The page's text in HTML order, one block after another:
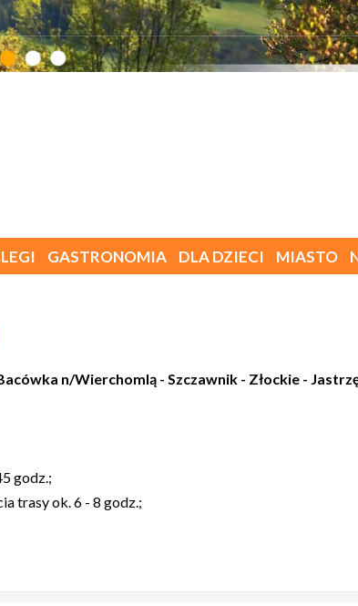
GASTRONOMIA DLA DZIECI MIASTO
n/Wierchomlą - Szczawnik - Złockie -
godz.;
trasy ok. 6 - 8 godz.;